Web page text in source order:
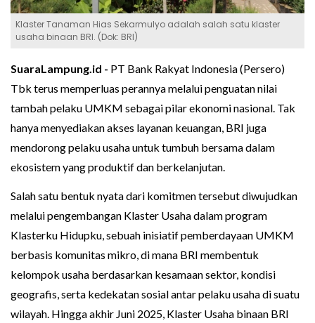
Klaster Tanaman Hias Sekarmulyo adalah salah satu klaster
usaha binaan BRI. (Dok: BRI)
SuaraLampung.id - PT Bank Rakyat Indonesia (Persero)
Tbk terus memperluas perannya melalui penguatan nilai
tambah pelaku UMKM sebagai pilar ekonomi nasional. Tak
hanya menyediakan akses layanan keuangan, BRI juga
mendorong pelaku usaha untuk tumbuh bersama dalam
ekosistem yang produktif dan berkelanjutan.
Salah satu bentuk nyata dari komitmen tersebut diwujudkan
melalui pengembangan Klaster Usaha dalam program
Klasterku Hidupku, sebuah inisiatif pemberdayaan UMKM
berbasis komunitas mikro, di mana BRI membentuk
kelompok usaha berdasarkan kesamaan sektor, kondisi
geografis, serta kedekatan sosial antar pelaku usaha di suatu
wilayah. Hingga akhir Juni 2025, Klaster Usaha binaan BRI